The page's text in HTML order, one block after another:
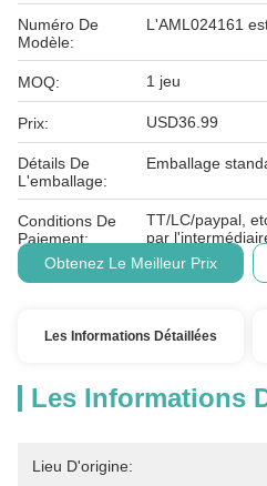
Numéro De
Modèle:
L'AML024161
MOQ: 1 jeu
Prix: USD36.99
Détails De
L'emballage:
Emballage
Conditions De
Paiement:
TT/LC/paypal,
par
Obtenez Le Meilleur Prix
Les Informations Détaillées
Les Informations
Lieu D'origine: